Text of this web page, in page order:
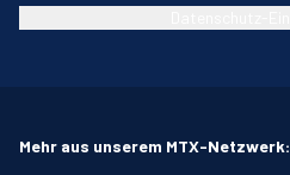
Mehr aus unserem MTX-Netzwerk: